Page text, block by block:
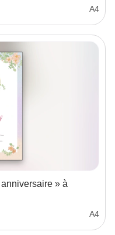
A4
» à
A4